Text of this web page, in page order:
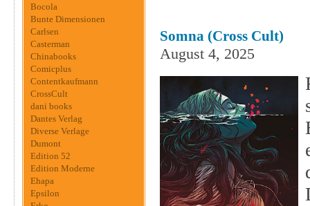
Bocola
Bunte Dimensionen
Carlsen
Casterman
Chinabooks
Comicplus
Contentkaufmann
CrossCult
dani books
Dantes Verlag
Diverse Verlage
Dumont
Edition 52
Edition Moderne
Ehapa
Epsilon
Somna (Cross Cult)
August 4, 2025